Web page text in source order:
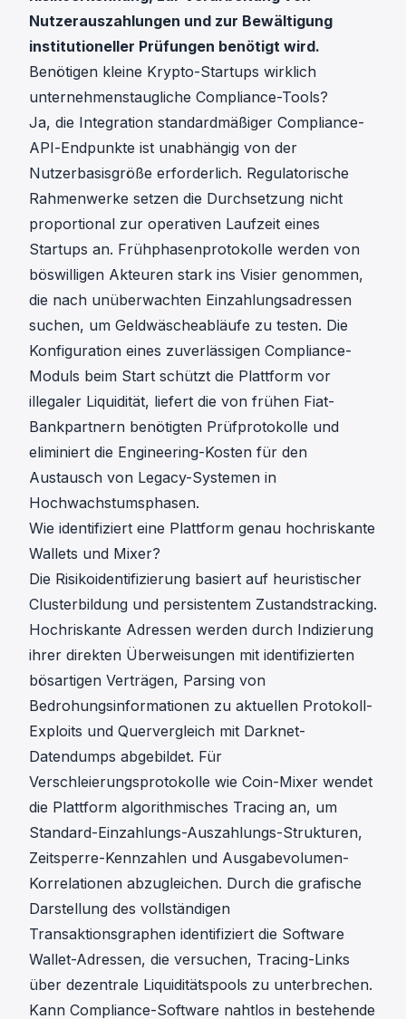
Nutzerauszahlungen und zur Bewältigung
institutioneller Prüfungen benötigt wird.
Benötigen kleine Krypto-Startups wirklich
unternehmenstaugliche Compliance-Tools?
Ja, die Integration standardmäßiger Compliance-
API-Endpunkte ist unabhängig von der
Nutzerbasisgröße erforderlich. Regulatorische
Rahmenwerke setzen die Durchsetzung nicht
proportional zur operativen Laufzeit eines
Startups an. Frühphasenprotokolle werden von
böswilligen Akteuren stark ins Visier genommen,
die nach unüberwachten Einzahlungsadressen
suchen, um Geldwäscheabläufe zu testen. Die
Konfiguration eines zuverlässigen Compliance-
Moduls beim Start schützt die Plattform vor
illegaler Liquidität, liefert die von frühen Fiat-
Bankpartnern benötigten Prüfprotokolle und
eliminiert die Engineering-Kosten für den
Austausch von Legacy-Systemen in
Hochwachstumsphasen.
Wie identifiziert eine Plattform genau hochriskante
Wallets und Mixer?
Die Risikoidentifizierung basiert auf heuristischer
Clusterbildung und persistentem Zustandstracking.
Hochriskante Adressen werden durch Indizierung
ihrer direkten Überweisungen mit identifizierten
bösartigen Verträgen, Parsing von
Bedrohungsinformationen zu aktuellen Protokoll-
Exploits und Quervergleich mit Darknet-
Datendumps abgebildet. Für
Verschleierungsprotokolle wie Coin-Mixer wendet
die Plattform algorithmisches Tracing an, um
Standard-Einzahlungs-Auszahlungs-Strukturen,
Zeitsperre-Kennzahlen und Ausgabevolumen-
Korrelationen abzugleichen. Durch die grafische
Darstellung des vollständigen
Transaktionsgraphen identifiziert die Software
Wallet-Adressen, die versuchen, Tracing-Links
über dezentrale Liquiditätspools zu unterbrechen.
Kann Compliance-Software nahtlos in bestehende